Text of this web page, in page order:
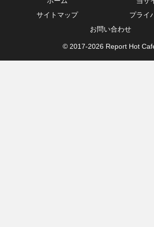
サイトマップ
プライ
お問い合わせ
© 2017-2026 Report Hot